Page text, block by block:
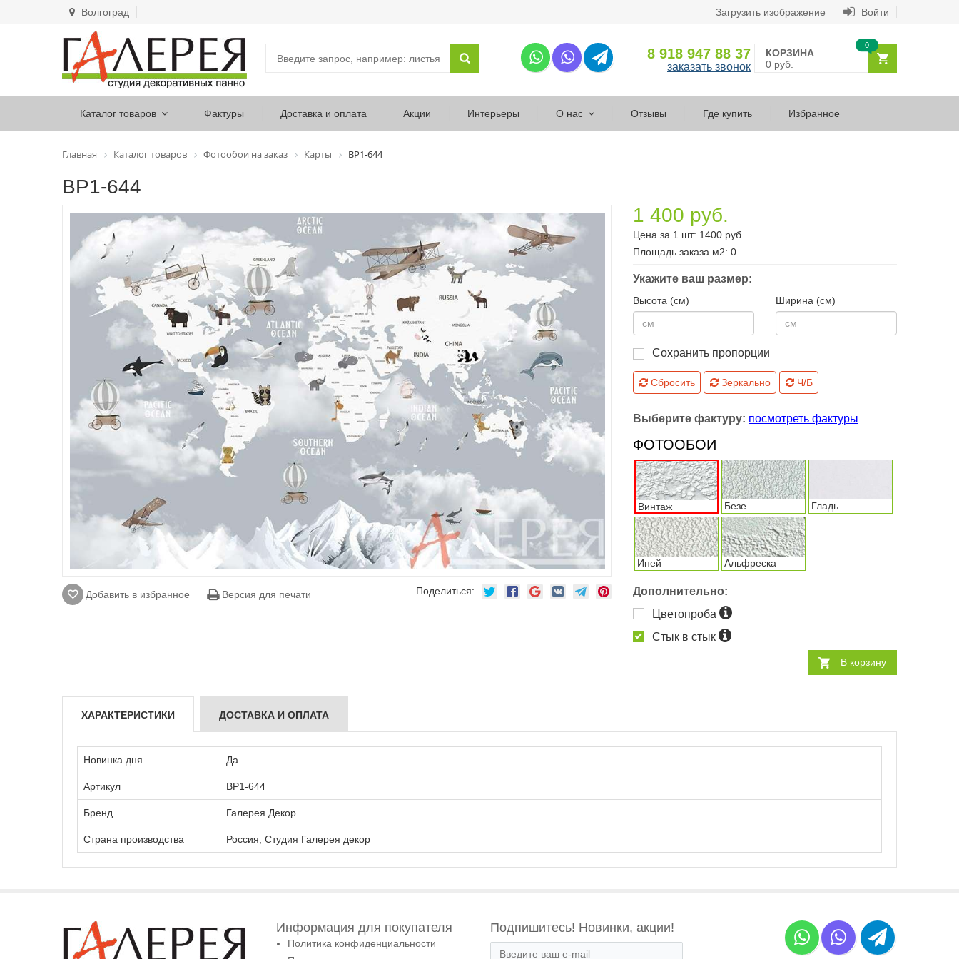
Волгоград Загрузить изображение Войти
8 918 947 88 37
заказать звонок
КОРЗИНА
0 руб.
0
Каталог товаров Фактуры Доставка и оплата Акции Интерьеры О нас Отзывы Где купить Избранное
Главная Каталог товаров Фотообои на заказ Карты ВР1-644
ВР1-644
Добавить в избранное Версия для печати Поделиться:
1 400 руб.
Цена за 1 шт: 1400 руб.
Площадь заказа м2: 0
Укажите ваш размер:
Высота (см) Ширина (см)
Сохранить пропорции
Сбросить Зеркально Ч/Б
Выберите фактуру: посмотреть фактуры
ФОТООБОИ
Винтаж Безе Гладь
Иней Альфреска
Дополнительно:
Цветопроба
Стык в стык
В корзину
ХАРАКТЕРИСТИКИ ДОСТАВКА И ОПЛАТА
Новинка дня Да
Артикул ВР1-644
Бренд Галерея Декор
Страна производства Россия, Студия Галерея декор
Информация для покупателя
Политика конфиденциальности
Подпишитесь! Новинки, акции!